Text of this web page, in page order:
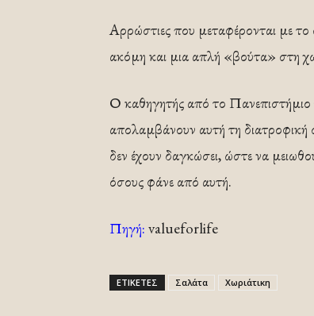
Αρρώστιες που μεταφέρονται με
ακόμη και μια απλή «βούτα» στη
Ο καθηγητής από το Πανεπιστήμιο
απολαμβάνουν αυτή τη διατροφική
δεν έχουν δαγκώσει, ώστε να
όσους φάνε από αυτή.
Πηγή: valueforlife
ΕΤΙΚΕΤΕΣ Σαλάτα Χωριάτικη